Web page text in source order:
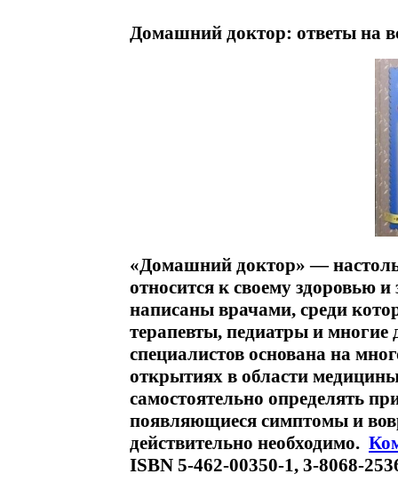
Домашний доктор: ответы на
«Домашний доктор» —
относится к своему здоровью
написаны врачами, среди
терапевты, педиатры и
специалистов основана на
открытиях в области
самостоятельно определять
появляющиеся симптомы и
действительно необходимо.
ISBN 5-462-00350-1, 3-8068-